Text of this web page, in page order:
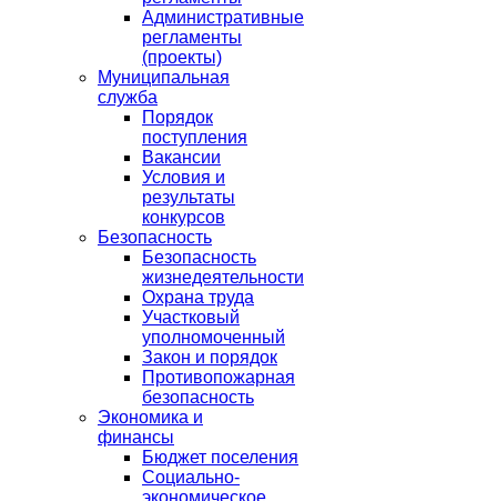
Административные
регламенты
(проекты)
Муниципальная
служба
Порядок
поступления
Вакансии
Условия и
результаты
конкурсов
Безопасность
Безопасность
жизнедеятельности
Охрана труда
Участковый
уполномоченный
Закон и порядок
Противопожарная
безопасность
Экономика и
финансы
Бюджет поселения
Социально-